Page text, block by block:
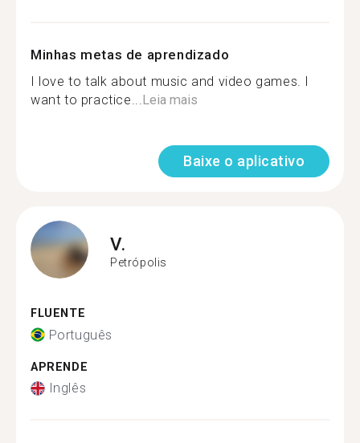
Minhas metas de aprendizado
I love to talk about music and video games. I
want to practice...Leia mais
Baixe o aplicativo
V.
Petrópolis
FLUENTE
Português
APRENDE
Inglês